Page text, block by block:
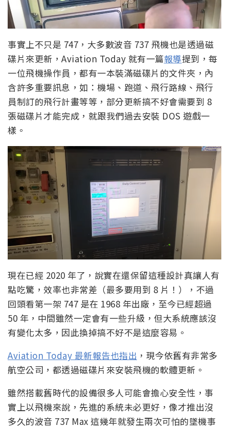
事實上不只是 747，大多數波音 737 飛機也是透過磁
碟片來更新，Aviation Today 就有一篇報導提到，每
一位飛機操作員，都有一本裝滿磁碟片的文件夾，內
含許多重要訊息，如：機場、跑道、飛行路線、飛行
員制訂的飛行計畫等等，部分更新搞不好會需要到 8
張磁碟片才能完成，就跟我們過去安裝 DOS 遊戲一
樣。
現在已經 2020 年了，說實在還保留這種設計真讓人有
點吃驚，效率也非常差（最多要用到 8 片！），不過
回頭看第一架 747 是在 1968 年出廠，至今已經超過
50 年，中間雖然一定會有一些升級，但大系統應該沒
有變化太多，因此換掉搞不好不是這麼容易。
Aviation Today 最新報告也指出 ，現今依舊有非常多
航空公司，都透過磁碟片來安裝飛機的軟體更新。
雖然搭載舊時代的設備很多人可能會擔心安全性，事
實上以飛機來說，先進的系統未必更好，像才推出沒
多久的波音 737 Max 這幾年就發生兩次可怕的墜機事